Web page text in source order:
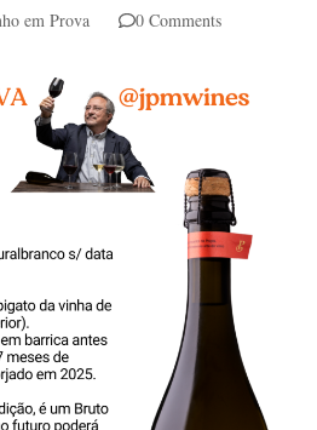
em Prova 0 Comments